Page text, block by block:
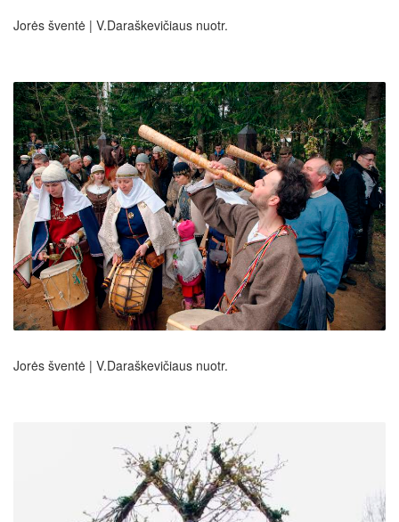
Jorės šventė | V.Daraškevičiaus nuotr.
Jorės šventė | V.Daraškevičiaus nuotr.